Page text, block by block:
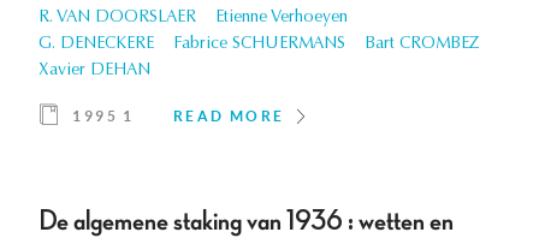
R. VAN DOORSLAER
Etienne Verhoeyen
G. DENECKERE
Fabrice SCHUERMANS
Bart CROMBEZ
Xavier DEHAN
1995 1 READ MORE
De algemene staking van 1936 : wetten en